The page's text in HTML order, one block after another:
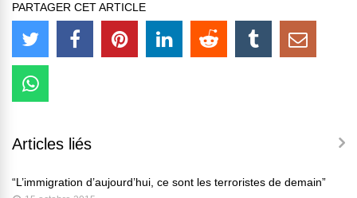
PARTAGER CET ARTICLE
Articles liés
“L’immigration d’aujourd’hui, ce sont les terroristes de demain”